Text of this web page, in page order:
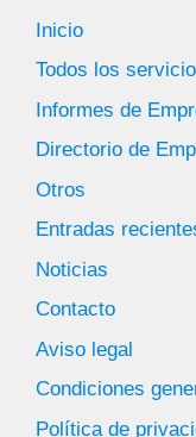
Inicio
Todos los
Informes de
Directorio de
Otros
Entradas
Noticias
Contacto
Aviso legal
Condiciones
Política de